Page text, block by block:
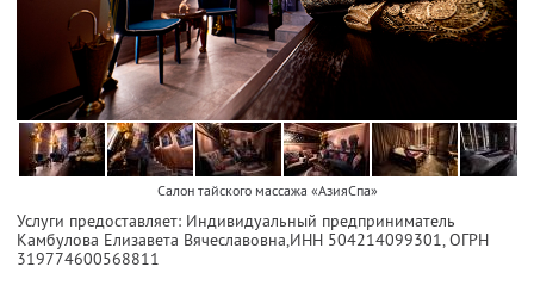
Салон тайского массажа «АзияСпа»
Услуги предоставляет: Индивидуальный предприниматель
Камбулова Елизавета Вячеславовна,ИНН 504214099301, ОГРН
319774600568811